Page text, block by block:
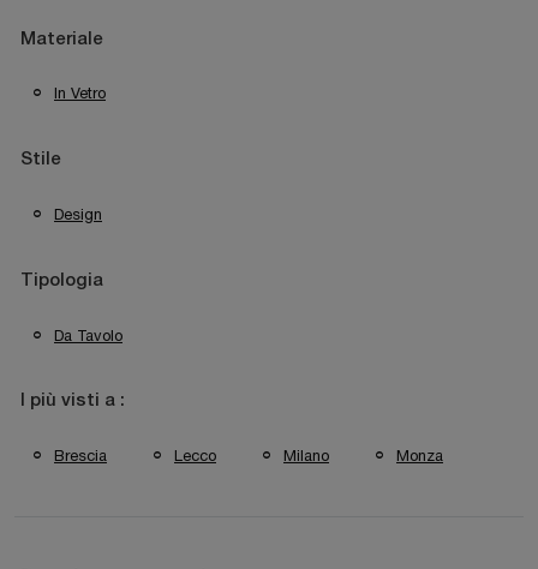
Materiale
In Vetro
Stile
Design
Tipologia
Da Tavolo
I più visti a :
Brescia Lecco Milano Monza